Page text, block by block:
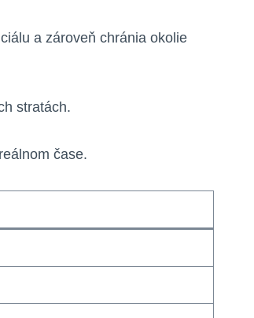
a zároveň chránia okolie
stratách.
čase.